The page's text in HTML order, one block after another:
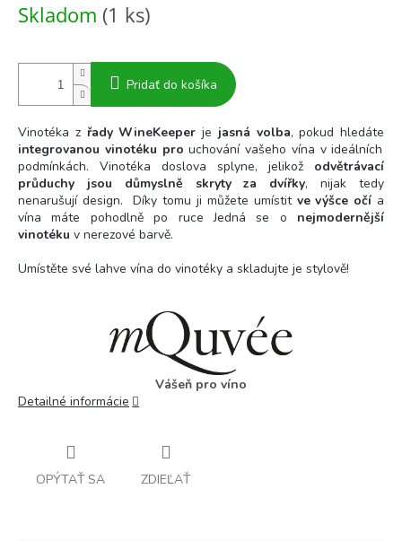
cena:
Skladom (1 ks)
Pridať do košíka
Vinotéka z řady WineKeeper je jasná volba, pokud hledáte
integrovanou vinotéku prouchování vašeho vína v ideálních
podmínkách.
Vinotéka doslova splyne, jelikož odvětrávací
průduchy jsou důmyslně skryty za dvířky, nijak tedy
nenarušují design. Díky tomu ji můžete umístit ve výšce očí a
vína máte pohodlně po ruce Jedná se o nejmodernější
vinotéku v nerezové barvě.
Umístěte své lahve vína do vinotéky a skladujte je stylově!
Vášeň pro víno
Detailné informácie
OPÝTAŤ SA ZDIEĽAŤ